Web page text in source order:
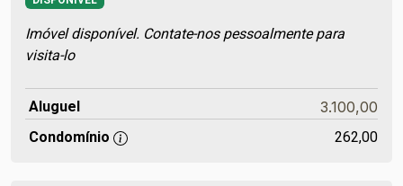
Imóvel disponível. Contate-nos pessoalmente para
visita-lo
Aluguel 3.100,00
Condomínio 262,00